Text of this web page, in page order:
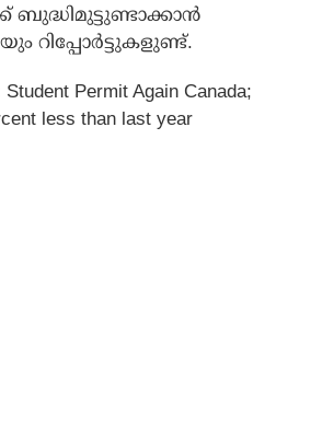
ബുദ്ധിമുട്ടുണ്ടാക്കാന്‍
റിപ്പോര്‍ട്ടുകളുണ്ട്.
Permit Again Canada;
less than last year